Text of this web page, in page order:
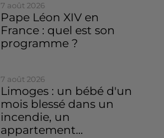
7 août 2026
Pape Léon XIV en
France : quel est son
programme ?
7 août 2026
Limoges : un bébé d'un
mois blessé dans un
incendie, un
appartement...